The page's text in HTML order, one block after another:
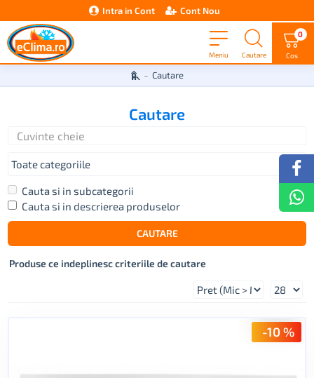
Intra in Cont Cont Nou
0
Cautare
Cautare
Cauta si in subcategorii
Cauta si in descrierea produselor
CAUTARE
Produse ce indeplinesc criteriile de cautare
-10 %